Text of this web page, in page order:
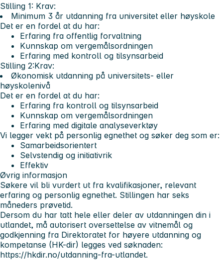
Stilling 1: Krav:
Minimum 3 år utdanning fra universitet eller høyskole
Det er en fordel at du har:
Erfaring fra offentlig forvaltning
Kunnskap om vergemålsordningen
Erfaring med kontroll og tilsynsarbeid
Stilling 2:Krav:
Økonomisk utdanning på universitets- eller
høyskolenivå
Det er en fordel at du har:
Erfaring fra kontroll og tilsynsarbeid
Kunnskap om vergemålsordningen
Erfaring med digitale analyseverktøy
Vi legger vekt på personlig egnethet og søker deg som er:
Samarbeidsorientert
Selvstendig og initiativrik
Effektiv
Øvrig informasjon
Søkere vil bli vurdert ut fra kvalifikasjoner, relevant
erfaring og personlig egnethet. Stillingen har seks
måneders prøvetid.
Dersom du har tatt hele eller deler av utdanningen din i
utlandet, må autorisert oversettelse av vitnemål og
godkjenning fra Direktoratet for høyere utdanning og
kompetanse (HK-dir) legges ved søknaden:
https://hkdir.no/utdanning-fra-utlandet.